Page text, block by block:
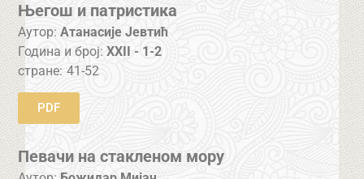
Његош и патристика
Аутор: Атанасије Јевтић
Година и број:XXII - 1-2
стране: 41-52
PDF
Певачи на стакленом мору